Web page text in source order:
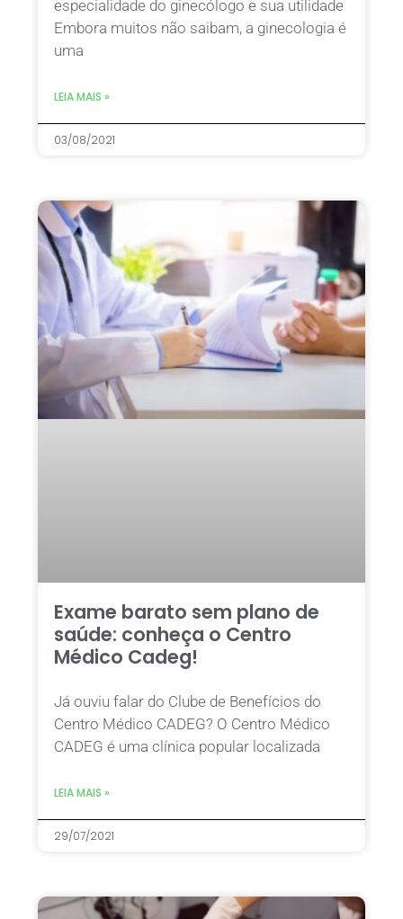
especialidade do ginecólogo e sua utilidade
Embora muitos não saibam, a ginecologia é
uma
LEIA MAIS »
03/08/2021
Exame barato sem plano de
saúde: conheça o Centro
Médico Cadeg!
Já ouviu falar do Clube de Benefícios do
Centro Médico CADEG? O Centro Médico
CADEG é uma clínica popular localizada
LEIA MAIS »
29/07/2021